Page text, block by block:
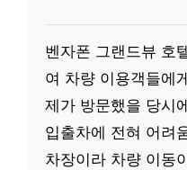
벤자폰 그랜드뷰 호
여 차량 이용객들에
제가 방문했을 당시
입출차에 전혀 어려
차장이라 차량 이동